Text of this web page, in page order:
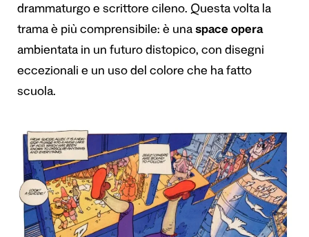
drammaturgo e scrittore cileno. Questa volta la
trama è più comprensibile: è una space opera
ambientata in un futuro distopico, con disegni
eccezionali e un uso del colore che ha fatto
scuola.